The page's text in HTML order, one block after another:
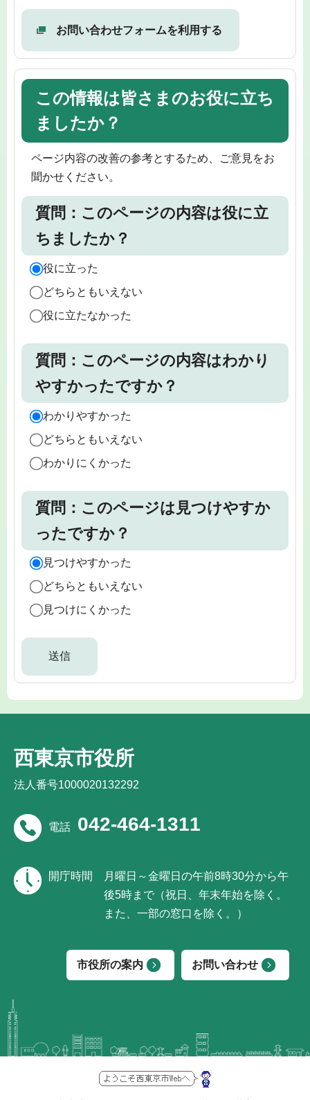
お問い合わせフォームを利用する
この情報は皆さまのお役に立ち
ましたか？
ページ内容の改善の参考とするため、ご意見をお
聞かせください。
質問：このページの内容は役に立
ちましたか？
役に立った
どちらともいえない
役に立たなかった
質問：このページの内容はわかり
やすかったですか？
わかりやすかった
どちらともいえない
わかりにくかった
質問：このページは見つけやすか
ったですか？
見つけやすかった
どちらともいえない
見つけにくかった
西東京市役所
法人番号1000020132292
電話 042-464-1311
開庁時間
月曜日～金曜日の午前8時30分から午
後5時まで（祝日、年末年始を除く。
また、一部の窓口を除く。）
市役所の案内 お問い合わせ